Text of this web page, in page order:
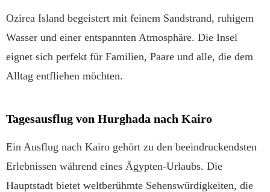
Ozirea Island begeistert mit feinem Sandstrand, ruhigem
Wasser und einer entspannten Atmosphäre. Die Insel
eignet sich perfekt für Familien, Paare und alle, die dem
Alltag entfliehen möchten.
Tagesausflug von Hurghada nach Kairo
Ein Ausflug nach Kairo gehört zu den beeindruckendsten
Erlebnissen während eines Ägypten-Urlaubs. Die
Hauptstadt bietet weltberühmte Sehenswürdigkeiten, die